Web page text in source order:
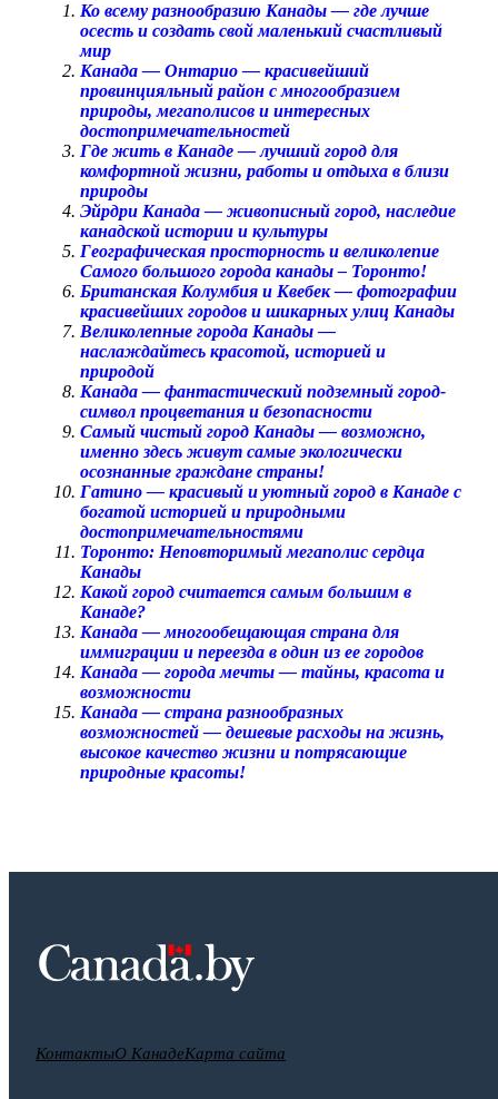
Ко всему разнообразию Канады — где лучше
осесть и создать свой маленький счастливый
мир
Канада — Онтарио — красивейший
провинцияльный район с многообразием
природы, мегаполисов и интересных
достопримечательностей
Где жить в Канаде — лучший город для
комфортной жизни, работы и отдыха в близи
природы
Эйрдри Канада — живописный город, наследие
канадской истории и культуры
Географическая просторность и великолепие
Самого большого города канады – Торонто!
Британская Колумбия и Квебек — фотографии
красивейших городов и шикарных улиц Канады
Великолепные города Канады —
наслаждайтесь красотой, историей и
природой
Канада — фантастический подземный город-
символ процветания и безопасности
Самый чистый город Канады — возможно,
именно здесь живут самые экологически
осознанные граждане страны!
Гатино — красивый и уютный город в Канаде с
богатой историей и природными
достопримечательностями
Торонто: Неповторимый мегаполис сердца
Канады
Какой город считается самым большим в
Канаде?
Канада — многообещающая страна для
иммиграции и переезда в один из ее городов
Канада — города мечты — тайны, красота и
возможности
Канада — страна разнообразных
возможностей — дешевые расходы на жизнь,
высокое качество жизни и потрясающие
природные красоты!
КонтактыО КанадеКарта сайта